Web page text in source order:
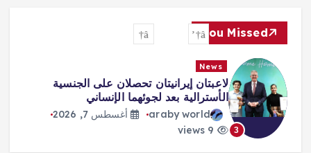
You Missed
3
News
لاعبتان إيرانيتان تحصلان على الجنسية
الأسترالية بعد لجوئهما الإنساني
araby world
أغسطس 7, 2026